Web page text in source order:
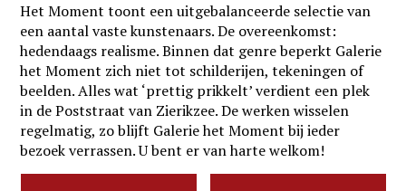
Het Moment toont een uitgebalanceerde selectie van
een aantal vaste kunstenaars. De overeenkomst:
hedendaags realisme. Binnen dat genre beperkt Galerie
het Moment zich niet tot schilderijen, tekeningen of
beelden. Alles wat ‘prettig prikkelt’ verdient een plek
in de Poststraat van Zierikzee. De werken wisselen
regelmatig, zo blijft Galerie het Moment bij ieder
bezoek verrassen. U bent er van harte welkom!